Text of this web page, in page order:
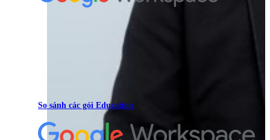
So sánh các gói Education